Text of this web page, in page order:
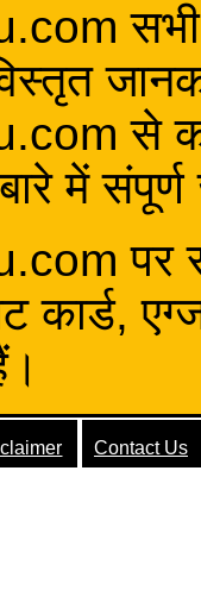
सभी
से कोई
बारे में
पर
कार्ड,
Contact Us